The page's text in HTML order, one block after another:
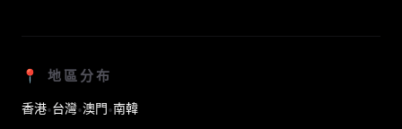
📍 地區分布
香港•台灣•澳門•南韓